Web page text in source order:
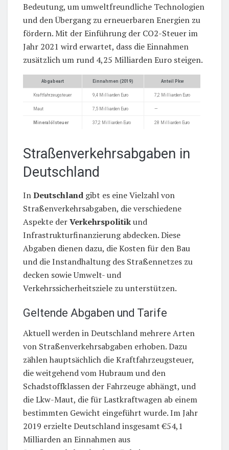
Bedeutung, um umweltfreundliche Technologien
und den Übergang zu erneuerbaren Energien zu
fördern. Mit der Einführung der CO2-Steuer im
Jahr 2021 wird erwartet, dass die Einnahmen
zusätzlich um rund 4,25 Milliarden Euro steigen.
Abgabeart Einnahmen (2019) Anteil Pkw
Kraftfahrzeugsteuer 9,4 Milliarden Euro 7,2 Milliarden Euro
Maut 7,5 Milliarden Euro —
Mineralölsteuer 37,2 Milliarden Euro 28 Milliarden Euro
Straßenverkehrsabgaben in
Deutschland
InDeutschland gibt es eine Vielzahl von
Straßenverkehrsabgaben, die verschiedene
Aspekte derVerkehrspolitikund
Infrastrukturfinanzierung abdecken. Diese
Abgaben dienen dazu, die Kosten für den Bau
und die Instandhaltung des Straßennetzes zu
decken sowie Umwelt- und
Verkehrssicherheitsziele zu unterstützen.
Geltende Abgaben und Tarife
Aktuell werden in Deutschland mehrere Arten
von Straßenverkehrsabgaben erhoben. Dazu
zählen hauptsächlich die Kraftfahrzeugsteuer,
die weitgehend vom Hubraum und den
Schadstoffklassen der Fahrzeuge abhängt, und
die Lkw-Maut, die für Lastkraftwagen ab einem
bestimmten Gewicht eingeführt wurde. Im Jahr
2019 erzielte Deutschland insgesamt €54,1
Milliarden an Einnahmen aus